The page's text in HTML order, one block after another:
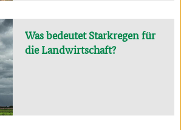
Was bedeutet Starkregen für
die Landwirtschaft?